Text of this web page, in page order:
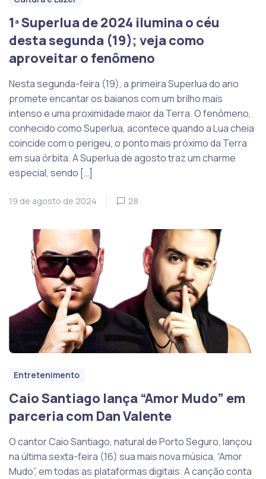
1ª Superlua de 2024 ilumina o céu
desta segunda (19); veja como
aproveitar o fenômeno
Nesta segunda-feira (19), a primeira Superlua do ano
promete encantar os baianos com um brilho mais
intenso e uma proximidade maior da Terra. O fenômeno,
conhecido como Superlua, acontece quando a Lua cheia
coincide com o perigeu, o ponto mais próximo da Terra
em sua órbita. A Superlua de agosto traz um charme
especial, sendo […]
19 de agosto de 2024 28
Entretenimento
Caio Santiago lança “Amor Mudo” em
parceria com Dan Valente
O cantor Caio Santiago, natural de Porto Seguro, lançou
na última sexta-feira (16) sua mais nova música, “Amor
Mudo”, em todas as plataformas digitais. A canção conta